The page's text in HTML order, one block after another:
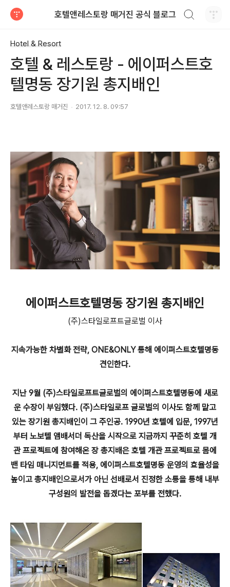
호텔앤레스토랑 매거진 공식 블로그
Hotel & Resort
호텔 & 레스토랑 - 에이퍼스트호
텔명동 장기원 총지배인
호텔앤레스토랑 매거진 2017. 12. 8. 09:57
에이퍼스트호텔명동 장기원 총지배인
(주)스타일로프트글로벌 이사
지속가능한 차별화 전략, ONE&ONLY 통해 에이퍼스트호텔명동
견인한다.
지난 9월 (주)스타일로프트글로벌의 에이퍼스트호텔명동에 새로
운 수장이 부임했다. (주)스타일로프 글로벌의 이사도 함께 맡고
있는 장기원 총지배인이 그 주인공. 1990년 호텔에 입문, 1997년
부터 노보텔 앰배서더 독산을 시작으로 지금까지 꾸준히 호텔 개
관 프로젝트에 참여해온 장 총지배은 호텔 개관 프로젝트로 몸에
밴 타임 매니지먼트를 적용, 에이퍼스트호텔명동 운영의 효율성을
높이고총지배인으로서가 아닌 선배로서 진정한 소통을 통해 내부
구성원의 발전을 돕겠다는 포부를 전했다.